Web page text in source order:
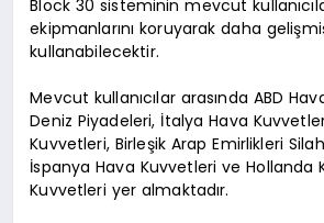
Block 30 sisteminin mevcut
ekipmanlarını koruyarak daha
kullanabilecektir.
Mevcut kullanıcılar arasında ABD
Deniz Piyadeleri, İtalya Hava
Kuvvetleri, Birleşik Arap Emirlikleri
İspanya Hava Kuvvetleri ve Hollanda
Kuvvetleri yer almaktadır.